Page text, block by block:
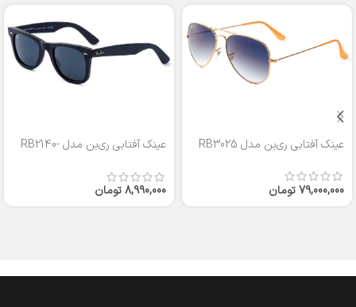
عینک آفتابی ری‌بن مدل RB3025
79,000,000تومان
عینک آفتابی ری‌بن مدل RB2140-
8,990,000تومان